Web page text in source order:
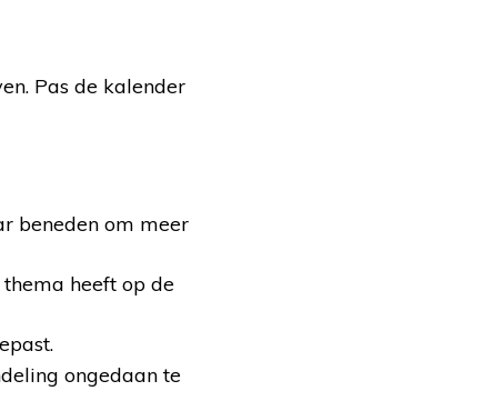
Pas de kalender
beneden om meer
heeft op de
ongedaan te